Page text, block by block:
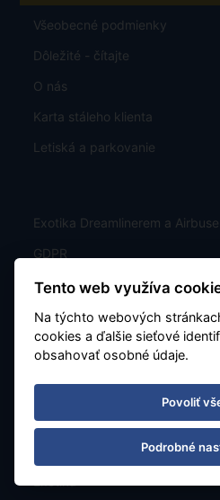
Všeobecné podmienky
Dôležité - čítajte
O nás
Karta stáleho klienta
Letiská a parkovanie
Exotika Dreamlinerem a
GDPR
Poistenie proti úpadku CK
TU Europa - pojistné plnění
Zájazdy
Ponuka
Tento web využíva
Na týchto webových
cookies a ďalšie sieťové
obsahovať osobné údaje.
Povoliť
Podrobné